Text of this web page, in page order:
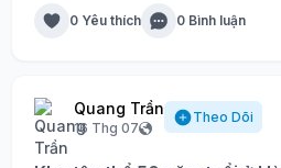
0 Yêu thích 0 Bình luận
Quang Trần
16 Thg 07
Theo Dõi